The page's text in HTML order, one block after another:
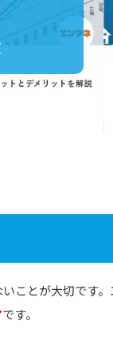
ことが大切です
です。